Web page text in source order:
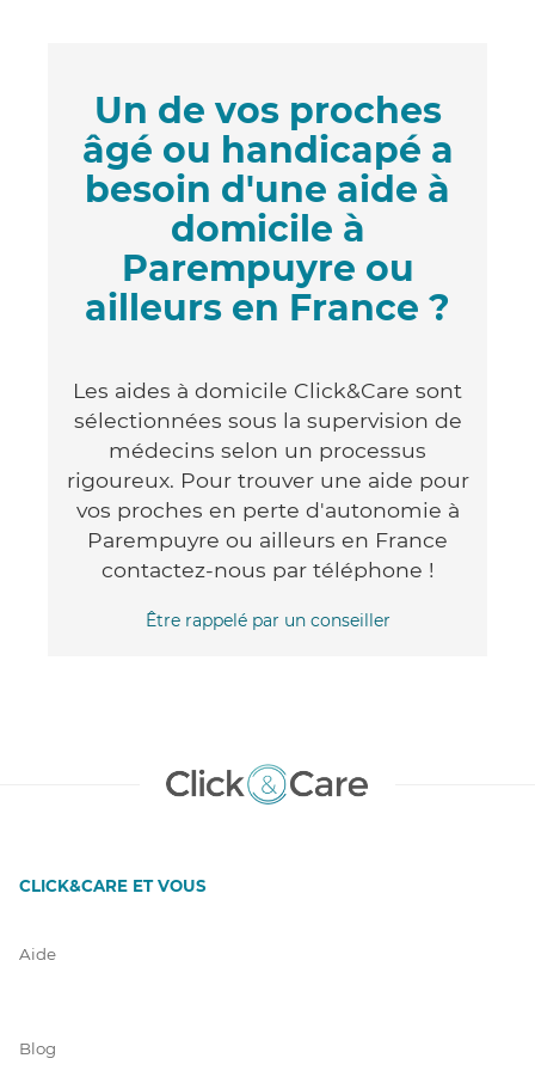
Un de vos proches
âgé ou handicapé a
besoin d'une aide à
domicile à
Parempuyre ou
ailleurs en France ?
Les aides à domicile Click&Care sont
sélectionnées sous la supervision de
médecins selon un processus
rigoureux. Pour trouver une aide pour
vos proches en perte d'autonomie à
Parempuyre ou ailleurs en France
contactez-nous par téléphone !
Être rappelé par un conseiller
CLICK&CARE ET VOUS
Aide
Blog